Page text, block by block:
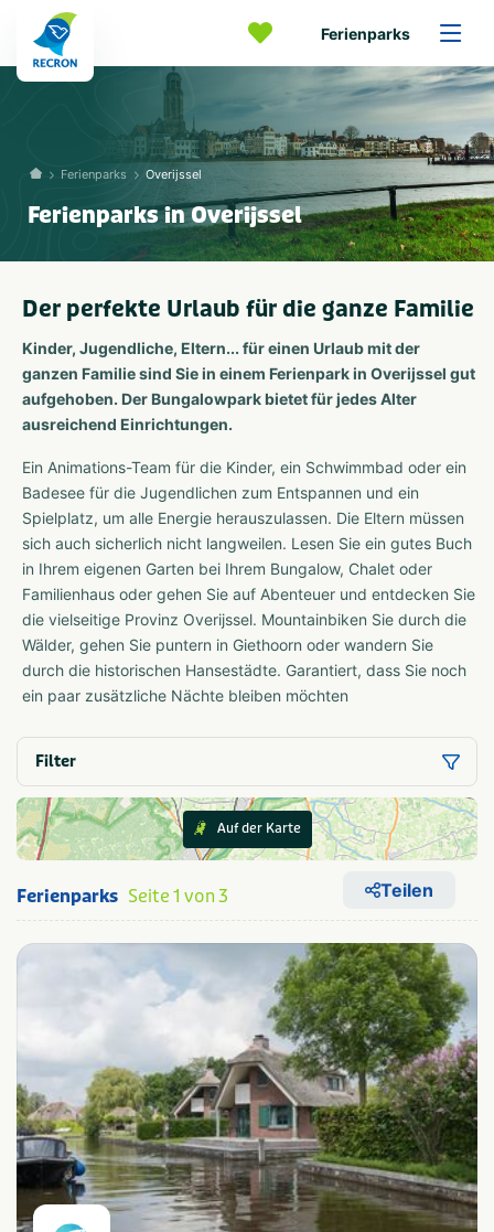
Ferienparks
Ferienparks Overijssel
Ferienparks in Overijssel
Der perfekte Urlaub für die ganze Familie
Kinder, Jugendliche, Eltern... für einen Urlaub mit der
ganzen Familie sind Sie in einem Ferienpark in Overijssel gut
aufgehoben. Der Bungalowpark bietet für jedes Alter
ausreichend Einrichtungen.
Ein Animations-Team für die Kinder, ein Schwimmbad oder ein
Badesee für die Jugendlichen zum Entspannen und ein
Spielplatz, um alle Energie herauszulassen. Die Eltern müssen
sich auch sicherlich nicht langweilen. Lesen Sie ein gutes Buch
in Ihrem eigenen Garten bei Ihrem Bungalow, Chalet oder
Familienhaus oder gehen Sie auf Abenteuer und entdecken Sie
die vielseitige Provinz Overijssel. Mountainbiken Sie durch die
Wälder, gehen Sie puntern in Giethoorn oder wandern Sie
durch die historischen Hansestädte. Garantiert, dass Sie noch
ein paar zusätzliche Nächte bleiben möchten
Filter
Auf der Karte
Ferienparks Seite 1 von 3 Teilen